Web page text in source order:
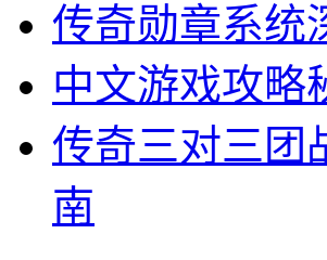
传奇勋章系统
中文游戏攻略
传奇三对三团
南